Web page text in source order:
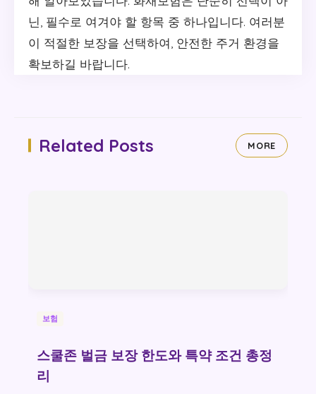
닌, 필수로 여겨야 할 항목 중 하나입니다. 여러분
이 적절한 보장을 선택하여, 안전한 주거 환경을
확보하길 바랍니다.
Related Posts MORE
보험
스쿨존 벌금 보장 한도와 특약 조건 총정
리